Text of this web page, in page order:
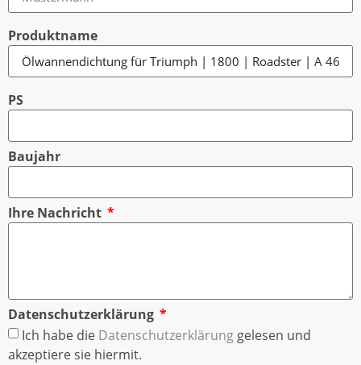
Produktname
PS
Baujahr
Ihre Nachricht
Datenschutzerklärung
Ich habe die Datenschutzerklärung gelesen und
akzeptiere sie hiermit.